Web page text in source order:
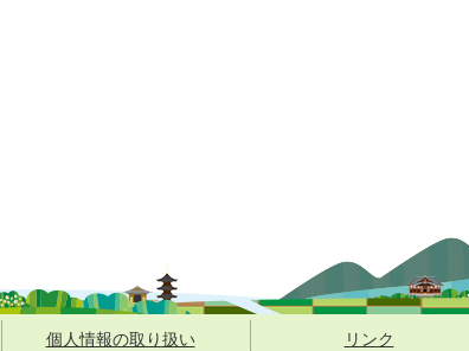
個人情報の取り扱い リンク